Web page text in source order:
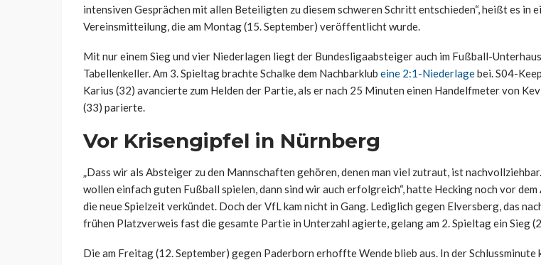
intensiven Gesprächen mit allen Beteiligten zu diesem schweren Schritt entschieden“, heißt es in
Vereinsmitteilung, die am Montag (15. September) veröffentlicht wurde.
Mit nur einem Sieg und vier Niederlagen liegt der Bundesligaabsteiger auch im Fußball-
Tabellenkeller. Am 3. Spieltag brachte Schalke dem Nachbarklub eine 2:1-Niederlagebei. S04-
Karius (32) avancierte zum Helden der Partie, als er nach 25 Minuten einen Handelfmeter von
(33) parierte.
Vor Krisengipfel in Nürnberg
„Dass wir als Absteiger zu den Mannschaften gehören, denen man viel zutraut, ist
wollen einfach guten Fußball spielen, dann sind wir auch erfolgreich“, hatte Hecking noch vor
die neue Spielzeit verkündet. Doch der VfL kam nicht in Gang. Lediglich gegen Elversberg, das
frühen Platzverweis fast die gesamte Partie in Unterzahl agierte, gelang am 2. Spieltag ein Sieg
Die am Freitag (12. September) gegen Paderborn erhoffte Wende blieb aus. In der Schlussminute